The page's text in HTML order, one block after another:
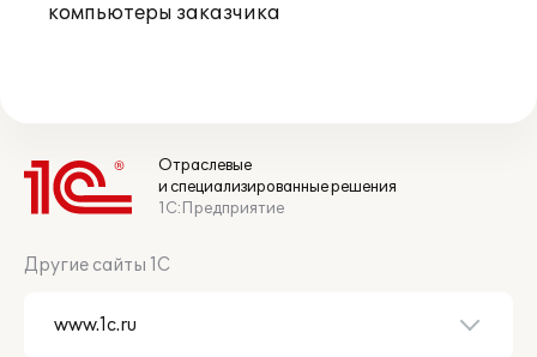
компьютеры заказчика
Отраслевые
и специализированные решения
1С:Предприятие
Другие сайты 1С